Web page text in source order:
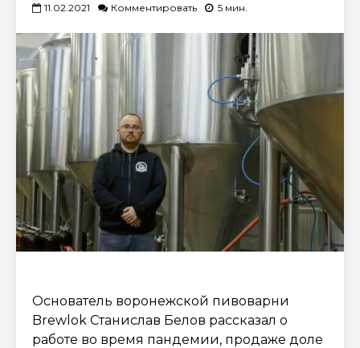
11.02.2021 Комментировать 5 мин.
Основатель воронежской пивоварни
Brewlok Станислав Белов рассказал о
работе во время пандемии, продаже доле